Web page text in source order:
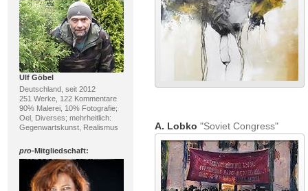
Ulf Göbel
Deutschland, seit 2012
251 Werke, 122 Kommentare
90% Malerei, 10% Fotografie;
Oel, Diverses; mehrheitlich:
Gegenwartskunst, Realismus
pro-Mitgliedschaft:
A. Lobko "Soviet Congress"